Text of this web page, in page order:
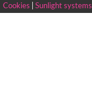
Cookies
Sunlight systems